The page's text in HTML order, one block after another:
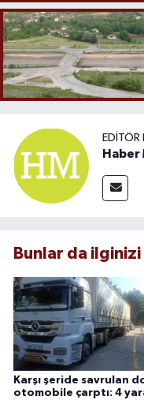
Haber
Bunlar da
Karşı şeride savrulan
otomobile çarptı: 4